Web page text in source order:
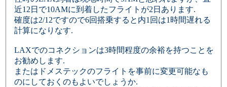
近12日で10AMに到着したフライトが2日あります.
確度は2/12ですので6回搭乗すると内1回は1時間遅れる
計算になりなす.
LAXでのコネクションは3時間程度の余裕を持つことを
お勧めします.
またはドメステックのフライトを事前に変更可能なも
のにしておくのもよいでしょうか.